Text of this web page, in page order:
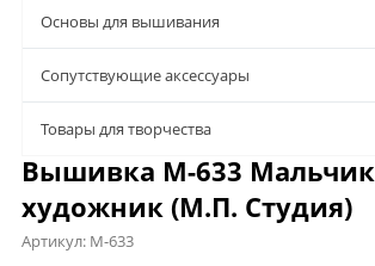
Основы для вышивания
Сопутствующие аксессуары
Товары для творчества
Вышивка М-633 Мальчик
художник (М.П. Студия)
Артикул: М-633